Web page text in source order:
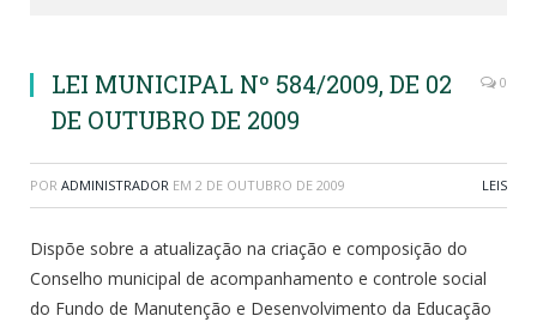
LEI MUNICIPAL Nº 584/2009, DE 02
DE OUTUBRO DE 2009
0
POR ADMINISTRADOR EM 2 DE OUTUBRO DE 2009 LEIS
Dispõe sobre a atualização na criação e composição do
Conselho municipal de acompanhamento e controle social
do Fundo de Manutenção e Desenvolvimento da Educação